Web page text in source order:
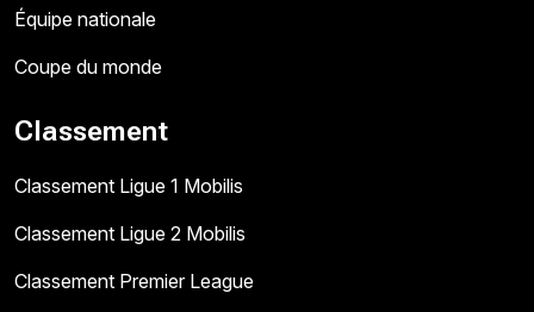
Équipe nationale
Coupe du monde
Classement
Classement Ligue 1 Mobilis
Classement Ligue 2 Mobilis
Classement Premier League